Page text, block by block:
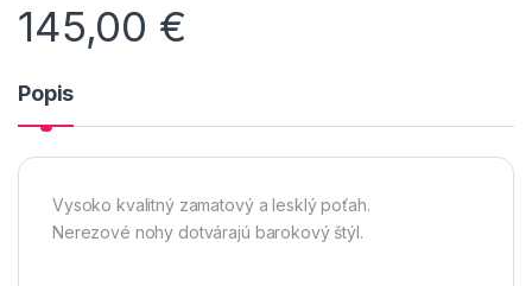
145,00 €
Popis
Vysoko kvalitný zamatový a lesklý poťah.
Nerezové nohy dotvárajú barokový štýl.